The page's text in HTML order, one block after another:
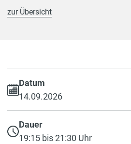
zur Übersicht
Datum
14.09.2026
Dauer
19:15 bis 21:30 Uhr